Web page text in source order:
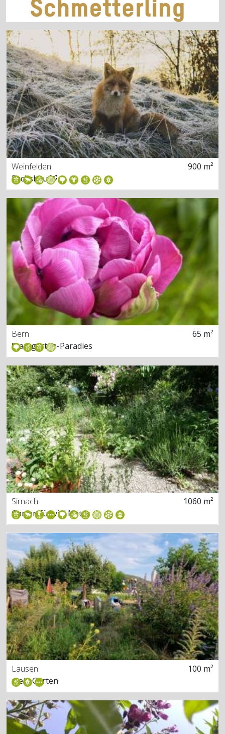
Weinfelden
900 m²
Fuchsbau 🦊
Bern
65 m²
Stadtgarten-Paradies
Sirnach
1060 m²
Garten für viel Natur
Lausen
100 m²
mein Garten